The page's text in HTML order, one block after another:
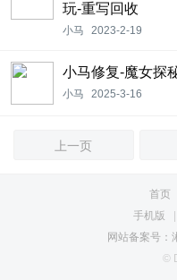
玩-重写回收
小马 2023-2-19
小马修复-魔女探
小马 2025-3-16
上一页
首页
手机版
网站备案号：
©